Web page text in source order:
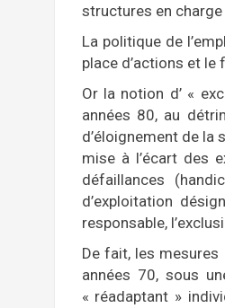
structures en charge
La politique de
place d’actions et
Or la notion d’ «
années 80, au
d’éloignement de la
mise à l’écart des
défaillances
d’exploitation
responsable,
De fait, les
années 70, sous
« réadaptant »